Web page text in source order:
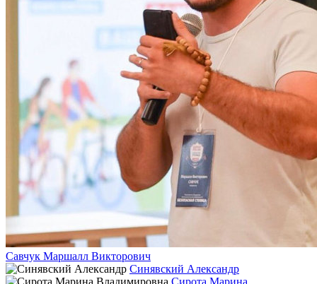
Савчук Маршалл Викторович
Синявский Александр
Сирота Марина